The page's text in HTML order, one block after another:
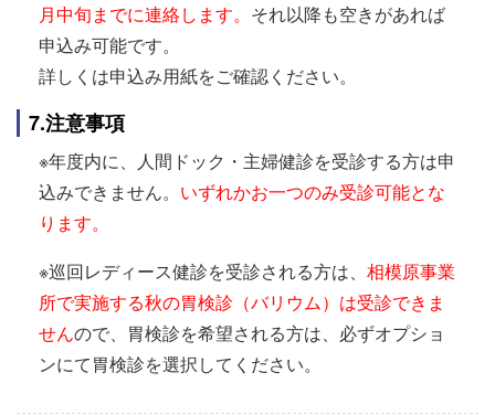
月中旬までに連絡します。 それ以降も空きがあれば
申込み可能です。
詳しくは申込み用紙をご確認ください。
7.注意事項
※年度内に、人間ドック・主婦健診を受診する方は申
込みできません。 いずれかお一つのみ受診可能とな
ります。
※巡回レディース健診を受診される方は、 相模原事業
所で実施する秋の胃検診（バリウム）は受診できま
せんので、胃検診を希望される方は、必ずオプショ
ンにて胃検診を選択してください。